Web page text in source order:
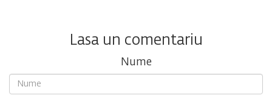
Lasa un comentariu
Nume